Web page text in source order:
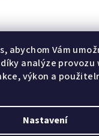
abychom Vám
analýze provozu
výkon a
Nastavení